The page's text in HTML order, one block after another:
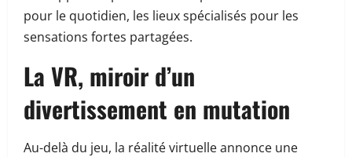
pour le quotidien, les lieux spécialisés pour les
sensations fortes partagées.
La VR, miroir d’un
divertissement en mutation
Au-delà du jeu, la réalité virtuelle annonce une